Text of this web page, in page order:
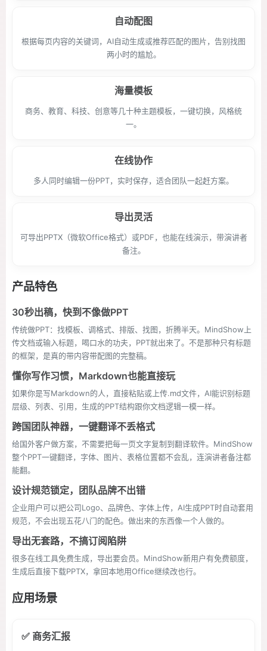
自动配图
根据每页内容的关键词，AI自动生成或推荐匹配的图片，告别找图
两小时的尴尬。
海量模板
商务、教育、科技、创意等几十种主题模板，一键切换，风格统
一。
在线协作
多人同时编辑一份PPT，实时保存，适合团队一起赶方案。
导出灵活
可导出PPTX（微软Office格式）或PDF，也能在线演示，带演讲者
备注。
产品特色
30秒出稿，快到不像做PPT
传统做PPT：找模板、调格式、排版、找图，折腾半天。MindShow上
传文档或输入标题，喝口水的功夫，PPT就出来了。不是那种只有标题
的框架，是真的带内容带配图的完整稿。
懂你写作习惯，Markdown也能直接玩
如果你是写Markdown的人，直接粘贴或上传.md文件，AI能识别标题
层级、列表、引用，生成的PPT结构跟你文档逻辑一模一样。
跨国团队神器，一键翻译不丢格式
给国外客户做方案，不需要把每一页文字复制到翻译软件。MindShow
整个PPT一键翻译，字体、图片、表格位置都不会乱，连演讲者备注都
能翻。
设计规范锁定，团队品牌不出错
企业用户可以把公司Logo、品牌色、字体上传，AI生成PPT时自动套用
规范，不会出现五花八门的配色。做出来的东西像一个人做的。
导出无套路，不搞订阅陷阱
很多在线工具免费生成，导出要会员。MindShow新用户有免费额度，
生成后直接下载PPTX，拿回本地用Office继续改也行。
应用场景
✅ 商务汇报